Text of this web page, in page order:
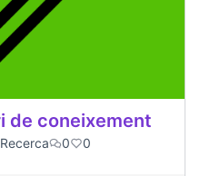
de coneixement
Recerca 0 0